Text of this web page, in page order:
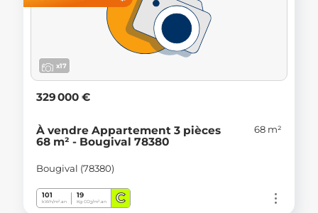
x17
329 000 €
À vendre Appartement 3 pièces
68 m² - Bougival 78380
68 m²
Bougival (78380)
101
kWh/m².an
19
Kg CO2/m².an C